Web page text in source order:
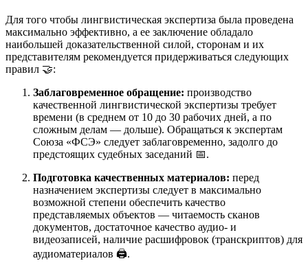
Для того чтобы лингвистическая экспертиза была проведена
максимально эффективно, а ее заключение обладало
наибольшей доказательственной силой, сторонам и их
представителям рекомендуется придерживаться следующих
правил 🤝:
Заблаговременное обращение: производство
качественной лингвистической экспертизы требует
времени (в среднем от 10 до 30 рабочих дней, а по
сложным делам — дольше). Обращаться к экспертам
Союза «ФСЭ» следует заблаговременно, задолго до
предстоящих судебных заседаний 📅.
Подготовка качественных материалов: перед
назначением экспертизы следует в максимально
возможной степени обеспечить качество
представляемых объектов — читаемость сканов
документов, достаточное качество аудио- и
видеозаписей, наличие расшифровок (транскриптов) для
аудиоматериалов 🖨️.